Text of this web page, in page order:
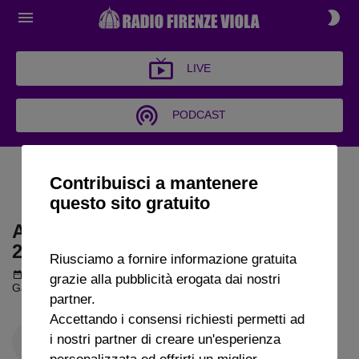
LIVE
PODCAST
ARCHIVIO GARRISCA AL
VENTO 2025
ARCHIVIO GARRISCA AL VENTO
2025
Podcast del 03 settembre 2025 1h 37m 38s
Garrisca al vento puntata del 3 09 2025
Contribuisci a mantenere
questo sito gratuito
Riusciamo a fornire informazione gratuita
grazie alla pubblicità erogata dai nostri
partner.
Accettando i consensi richiesti permetti ad
i nostri partner di creare un'esperienza